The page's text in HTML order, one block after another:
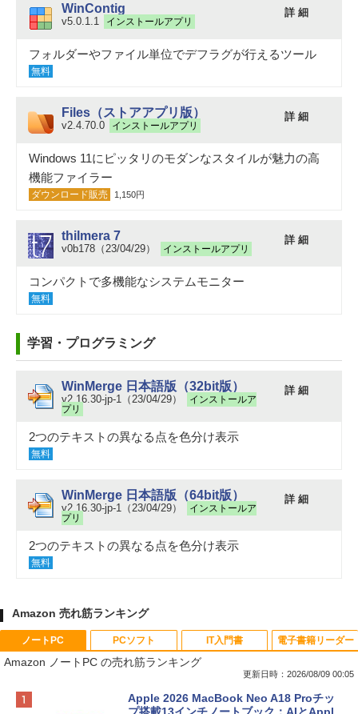
WinContig
v5.0.1.1 インストールアプリ
詳 細
フォルダーやファイル単位でデフラグが行えるツール
無料
Files（ストアアプリ版）
v2.4.70.0 インストールアプリ
詳 細
Windows 11にピッタリのモダンなスタイルが魅力の高
機能ファイラー
ダウンロード販売 1,150円
thilmera 7
v0b178（23/04/29） インストールアプリ
詳 細
コンパクトで多機能なシステムモニター
無料
学習・プログラミング
WinMerge 日本語版（32bit版）
v2.16.30-jp-1（23/04/29）
インストールア
プリ
詳 細
2つのテキストの異なる点を色分け表示
無料
WinMerge 日本語版（64bit版）
v2.16.30-jp-1（23/04/29）
インストールア
プリ
詳 細
2つのテキストの異なる点を色分け表示
無料
Amazon 売れ筋ランキング
ノートPC
Amazon ノートPC の売れ筋ランキング
更新日時：2026/08/09 00:05
Apple 2026 MacBook Neo A18 Proチッ
PCソフト IT入門書 電子書籍リーダー